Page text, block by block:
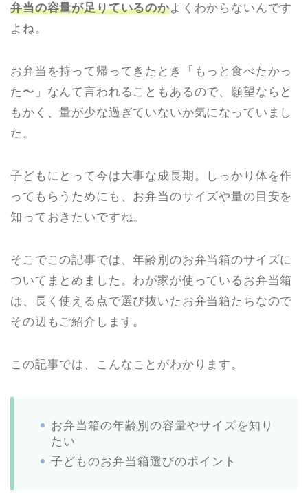
弁当の容量が足りているのかよくわからないんです
よね。
お弁当を持って帰ってきたとき「もっと食べたかっ
た〜」なんて言われることもあるので、願望ならと
もかく、量が少な過ぎていないか気になっていまし
た。
子どもにとって今は大事な成長期。しっかり体を作
ってもらうためにも、お弁当のサイズや量の目安を
知っておきたいですね。
そこでこの記事では、年齢別のお弁当箱のサイズに
ついてまとめました。わが家が使っているお弁当箱
は、長く使える点で選び抜いたお弁当箱たちなので
その辺もご紹介します。
この記事では、こんなことがわかります。
お弁当箱の年齢別の容量やサイズを知り
たい
子どものお弁当箱選びのポイント